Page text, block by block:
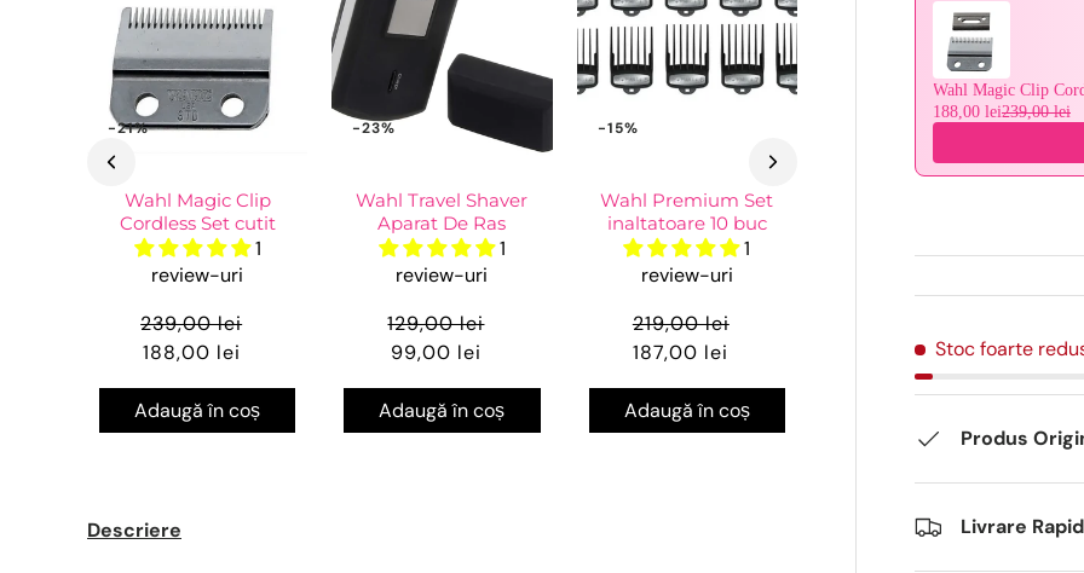
Wahl Magic Clip
188,00 lei239,00 lei
Stoc foarte
Produs
Livrare
-21%
Wahl Magic Clip
Cordless Set cutit
1
review-uri
239,00 lei
188,00 lei
Adaugă în coș
-23%
Wahl Travel Shaver
Aparat De Ras
1
review-uri
129,00 lei
99,00 lei
Adaugă în coș
-15%
Wahl Premium Set
inaltatoare 10 buc
1
review-uri
219,00 lei
187,00 lei
Adaugă în coș
Descriere